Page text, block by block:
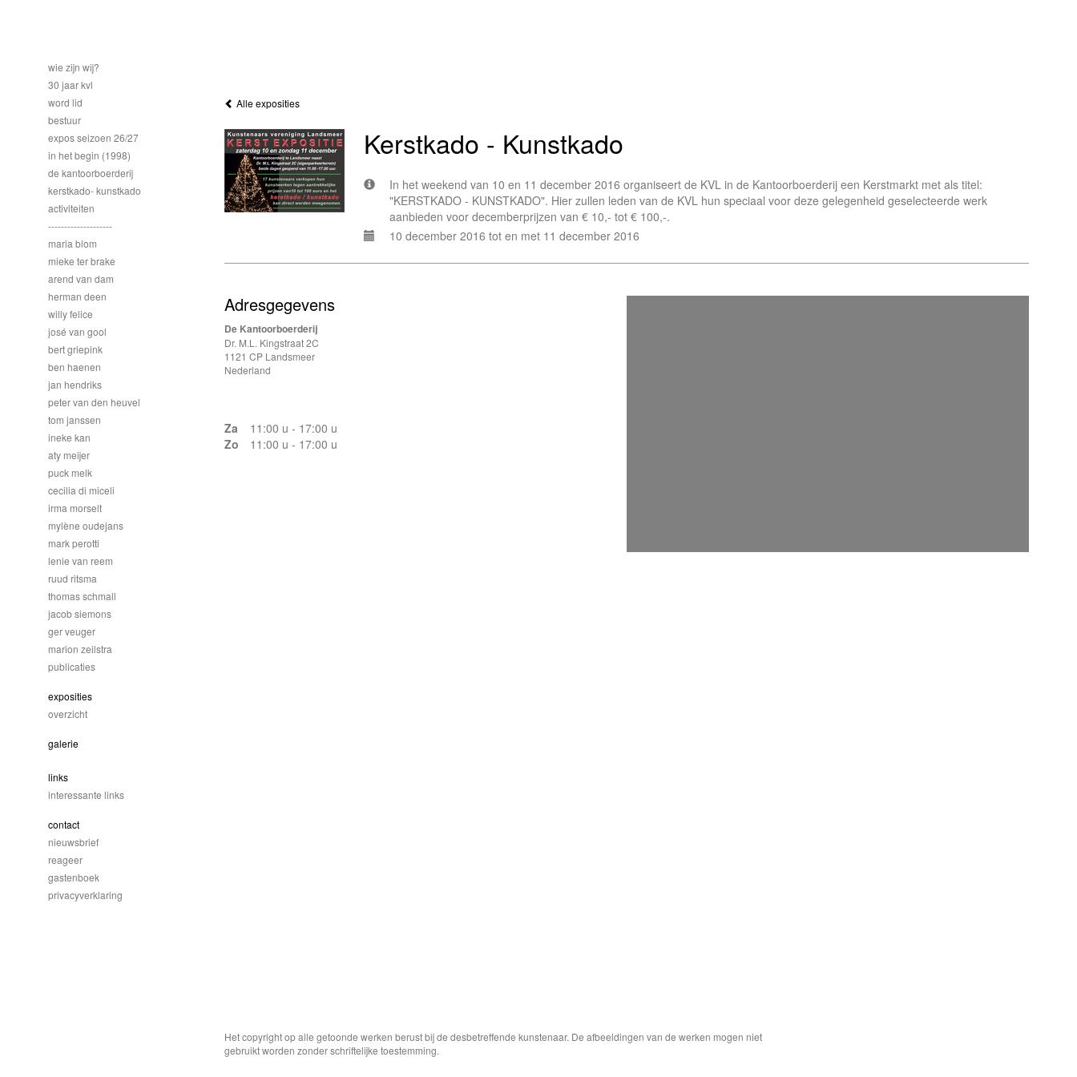
Alle exposities
Kerstkado - Kunstkado
In het weekend van 10 en 11 december 2016 organiseert de KVL in de Kantoorboerderij een Kerstmarkt met als titel:
"KERSTKADO - KUNSTKADO". Hier zullen leden van de KVL hun speciaal voor deze gelegenheid geselecteerde werk
aanbieden voor decemberprijzen van € 10,- tot € 100,-.
10 december 2016 tot en met 11 december 2016
Adresgegevens
De Kantoorboerderij
Dr. M.L. Kingstraat 2C
1121 CP Landsmeer
Nederland
Za
11:00 u - 17:00 u
Zo
11:00 u - 17:00 u
wie zijn wij?
30 jaar kvl
word lid
bestuur
expos seizoen 26/27
in het begin (1998)
de kantoorboerderij
kerstkado- kunstkado
activiteiten
--------------------
maria blom
mieke ter brake
arend van dam
herman deen
willy felice
josé van gool
bert griepink
ben haenen
jan hendriks
peter van den heuvel
tom janssen
ineke kan
aty meijer
puck melk
cecilia di miceli
irma morselt
mylène oudejans
mark perotti
lenie van reem
ruud ritsma
thomas schmall
jacob siemons
ger veuger
marion zeilstra
publicaties
exposities
overzicht
galerie
links
interessante links
contact
nieuwsbrief
reageer
gastenboek
privacyverklaring
Het copyright op alle getoonde werken berust bij de desbetreffende kunstenaar. De afbeeldingen van de werken mogen niet
gebruikt worden zonder schriftelijke toestemming.